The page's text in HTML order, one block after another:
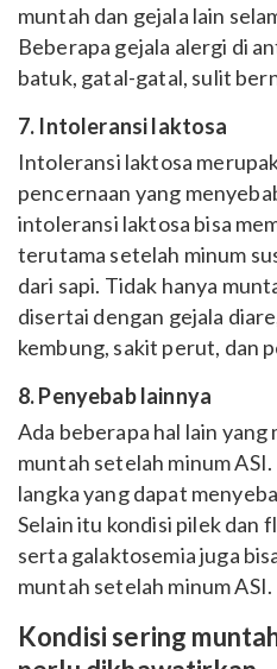
muntah dan gejala lain
Beberapa gejala alergi di
batuk, gatal-gatal, sulit
7. Intoleransi laktosa
Intoleransi laktosa
pencernaan yang
intoleransi laktosa bisa
terutama setelah minum
dari sapi. Tidak hanya
disertai dengan gejala
kembung, sakit perut, dan
8. Penyebab lainnya
Ada beberapa hal lain yang
muntah setelah minum
langka yang dapat
Selain itu kondisi pilek dan
serta galaktosemia juga
muntah setelah minum ASI.
Kondisi sering